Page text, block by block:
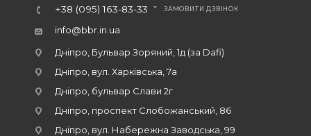
+38 (095) 163-83-33 ЗАМОВИТИ ДЗВІНОК
info@bbr.in.ua
Дніпро, Бульвар Зоряний, 1д (за Dafi)
Дніпро, вул. Харківська, 7а
Дніпро, бульвар Слави 2г
Дніпро, проспект Слобожанський, 86
Дніпро, вул. Набережна Заводська, 99